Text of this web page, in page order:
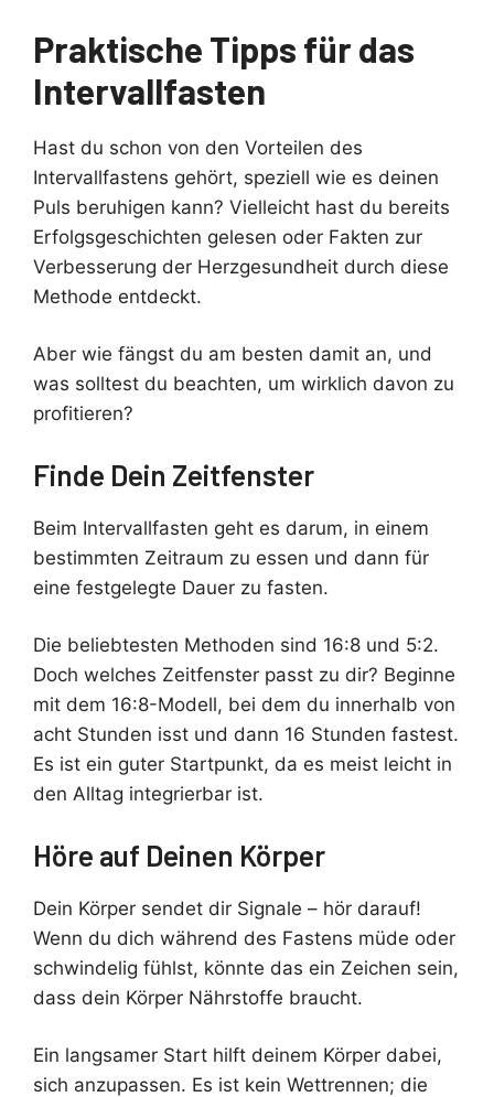
Praktische Tipps für das
Intervallfasten
Hast du schon von den Vorteilen des
Intervallfastens gehört, speziell wie es deinen
Puls beruhigen kann? Vielleicht hast du bereits
Erfolgsgeschichten gelesen oder Fakten zur
Verbesserung der Herzgesundheit durch diese
Methode entdeckt.
Aber wie fängst du am besten damit an, und
was solltest du beachten, um wirklich davon zu
profitieren?
Finde Dein Zeitfenster
Beim Intervallfasten geht es darum, in einem
bestimmten Zeitraum zu essen und dann für
eine festgelegte Dauer zu fasten.
Die beliebtesten Methoden sind 16:8 und 5:2.
Doch welches Zeitfenster passt zu dir? Beginne
mit dem 16:8-Modell, bei dem du innerhalb von
acht Stunden isst und dann 16 Stunden fastest.
Es ist ein guter Startpunkt, da es meist leicht in
den Alltag integrierbar ist.
Höre auf Deinen Körper
Dein Körper sendet dir Signale – hör darauf!
Wenn du dich während des Fastens müde oder
schwindelig fühlst, könnte das ein Zeichen sein,
dass dein Körper Nährstoffe braucht.
Ein langsamer Start hilft deinem Körper dabei,
sich anzupassen. Es ist kein Wettrennen; die